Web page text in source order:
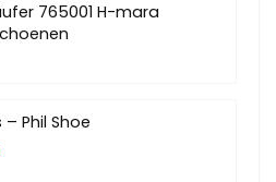
765001 H-mara
– Phil Shoe